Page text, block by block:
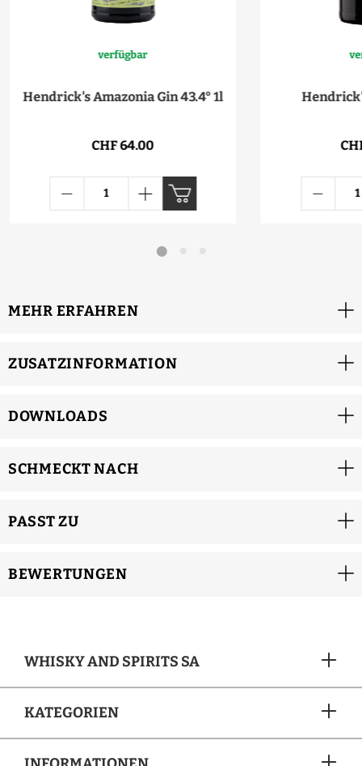
verfügbar
Hendrick's Amazonia Gin 43.4° 1l
CHF 64.00
MEHR ERFAHREN
ZUSATZINFORMATION
DOWNLOADS
SCHMECKT NACH
PASST ZU
BEWERTUNGEN
WHISKY AND SPIRITS SA
KATEGORIEN